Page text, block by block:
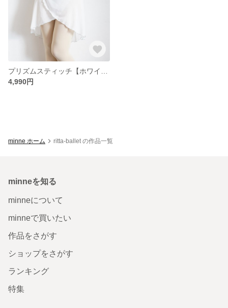
4,990円
minne ホーム ritta-ballet の作品一覧
minneを知る
minneについて
minneで買いたい
作品をさがす
ショップをさがす
ランキング
特集